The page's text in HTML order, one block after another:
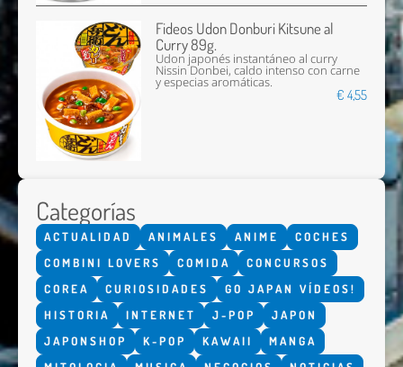
Fideos Udon Donburi Kitsune al
Curry 89g.
Udon japonés instantáneo al curry
Nissin Donbei, caldo intenso con carne
y especias aromáticas.
€ 4,55
Categorías
ACTUALIDAD ANIMALES ANIME
COCHES
COMBINI LOVERS
COMIDA
CONCURSOS
COREA
CURIOSIDADES
GO JAPAN VÍDEOS!
HISTORIA
INTERNET J-POP
JAPON
JAPONSHOP
K-POP KAWAII
MANGA